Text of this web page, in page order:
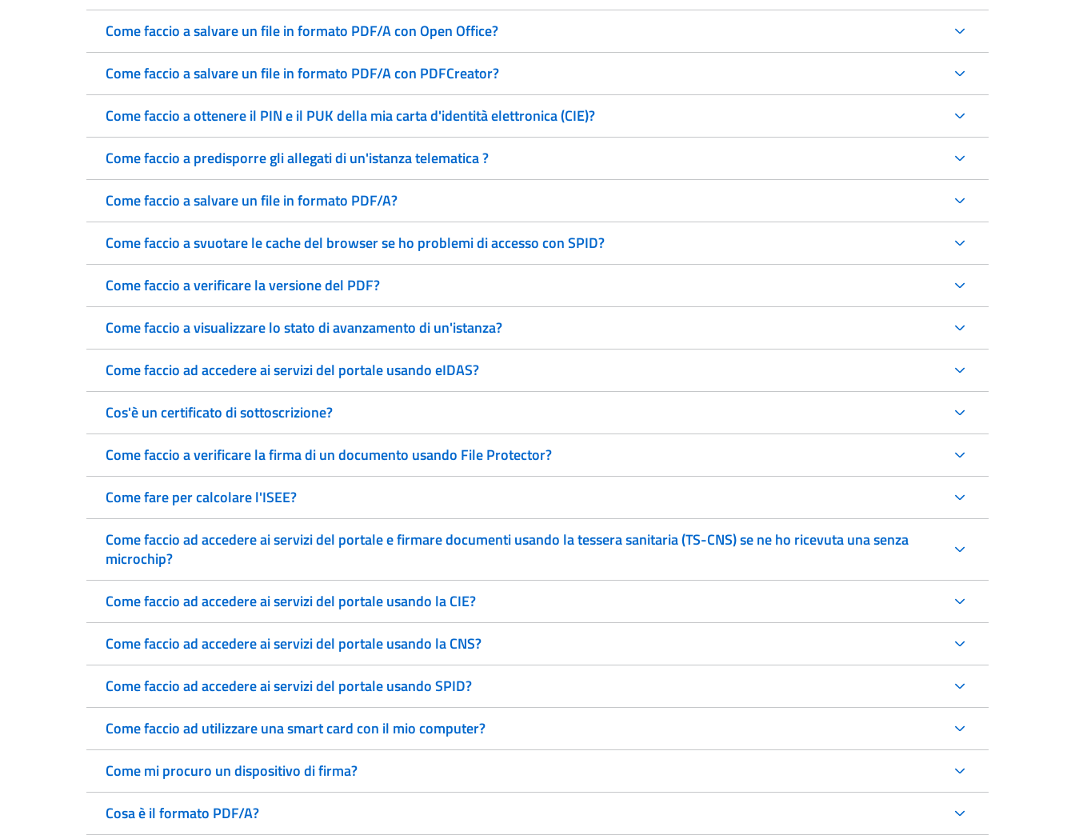
Come faccio a salvare un file in formato PDF/A con Open Office?
Come faccio a salvare un file in formato PDF/A con PDFCreator?
Come faccio a ottenere il PIN e il PUK della mia carta d'identità elettronica (CIE)?
Come faccio a predisporre gli allegati di un'istanza telematica ?
Come faccio a salvare un file in formato PDF/A?
Come faccio a svuotare le cache del browser se ho problemi di accesso con SPID?
Come faccio a verificare la versione del PDF?
Come faccio a visualizzare lo stato di avanzamento di un'istanza?
Come faccio ad accedere ai servizi del portale usando eIDAS?
Cos'è un certificato di sottoscrizione?
Come faccio a verificare la firma di un documento usando File Protector?
Come fare per calcolare l'ISEE?
Come faccio ad accedere ai servizi del portale e firmare documenti usando la tessera sanitaria (TS-CNS) se ne ho ricevuta una senza
microchip?
Come faccio ad accedere ai servizi del portale usando la CIE?
Come faccio ad accedere ai servizi del portale usando la CNS?
Come faccio ad accedere ai servizi del portale usando SPID?
Come faccio ad utilizzare una smart card con il mio computer?
Come mi procuro un dispositivo di firma?
Cosa è il formato PDF/A?